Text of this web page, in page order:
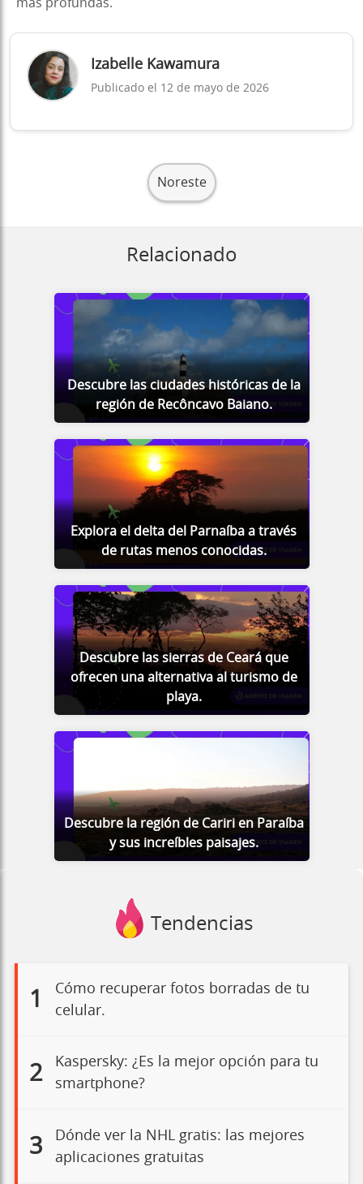
más profundas.
Izabelle Kawamura
Publicado el 12 de mayo de 2026
Noreste
Relacionado
Descubre las ciudades históricas de la
región de Recôncavo Baiano.
Explora el delta del Parnaíba a través
de rutas menos conocidas.
Descubre las sierras de Ceará que
ofrecen una alternativa al turismo de
playa.
Descubre la región de Cariri en Paraíba
y sus increíbles paisajes.
Tendencias
1
Cómo recuperar fotos borradas de tu
celular.
2
Kaspersky: ¿Es la mejor opción para tu
smartphone?
3
Dónde ver la NHL gratis: las mejores
aplicaciones gratuitas